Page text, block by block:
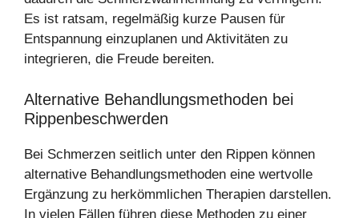
Es ist ratsam, regelmäßig kurze Pausen für
Entspannung einzuplanen und Aktivitäten zu
integrieren, die Freude bereiten.
Alternative Behandlungsmethoden bei
Rippenbeschwerden
Bei Schmerzen seitlich unter den Rippen können
alternative Behandlungsmethoden eine wertvolle
Ergänzung zu herkömmlichen Therapien darstellen.
In vielen Fällen führen diese Methoden zu einer